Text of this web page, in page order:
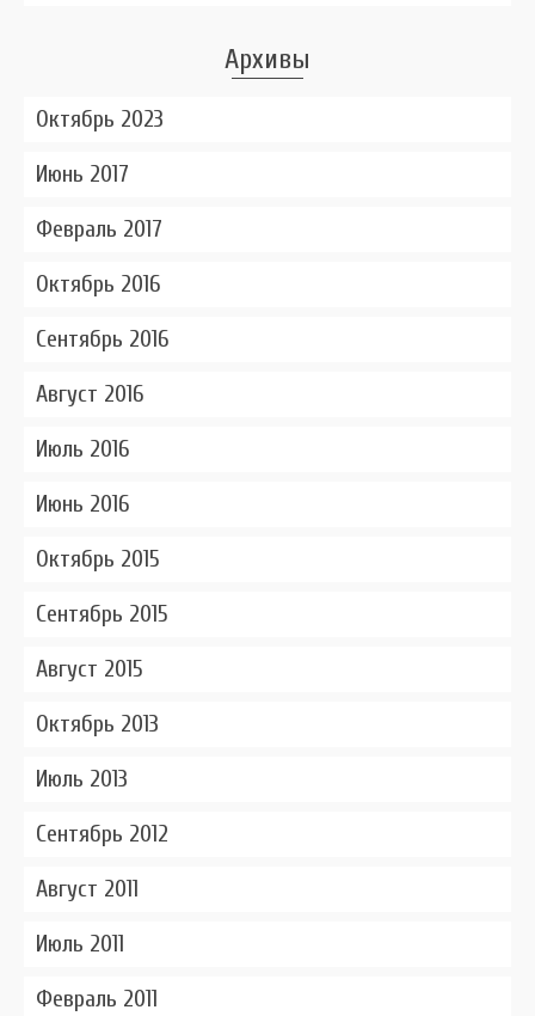
Архивы
Октябрь 2023
Июнь 2017
Февраль 2017
Октябрь 2016
Сентябрь 2016
Август 2016
Июль 2016
Июнь 2016
Октябрь 2015
Сентябрь 2015
Август 2015
Октябрь 2013
Июль 2013
Сентябрь 2012
Август 2011
Июль 2011
Февраль 2011